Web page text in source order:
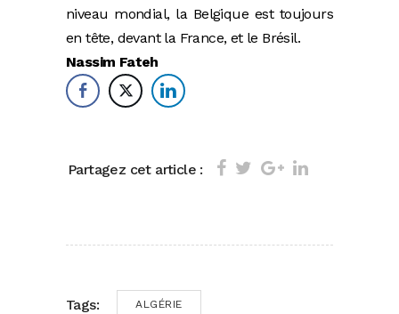
niveau mondial, la Belgique est toujours
en tête, devant la France, et le Brésil.
Nassim Fateh
Partagez cet article :
Tags: ALGÉRIE